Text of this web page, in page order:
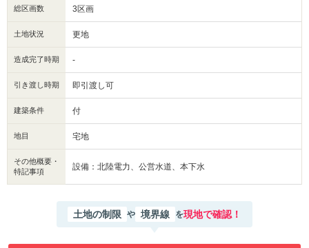
総区画数 3区画
土地状況 更地
造成完了時期 -
引き渡し時期 即引渡し可
建築条件 付
地目 宅地
その他概要・
特記事項
設備：北陸電力、公営水道、本下水
土地の制限 や 境界線 を現地で確認！